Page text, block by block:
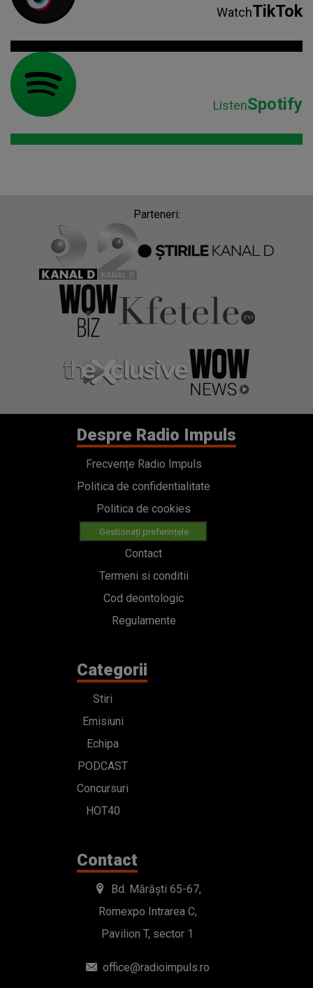
WatchTikTok
ListenSpotify
Parteneri:
Despre Radio Impuls
Frecvențe Radio Impuls
Politica de confidentialitate
Politica de cookies
Gestionați preferințele
Contact
Termeni si conditii
Cod deontologic
Regulamente
Categorii
Stiri
Emisiuni
Echipa
PODCAST
Concursuri
HOT40
Contact
Bd. Mărăști 65-67,
Romexpo Intrarea C,
Pavilion T, sector 1
office@radioimpuls.ro